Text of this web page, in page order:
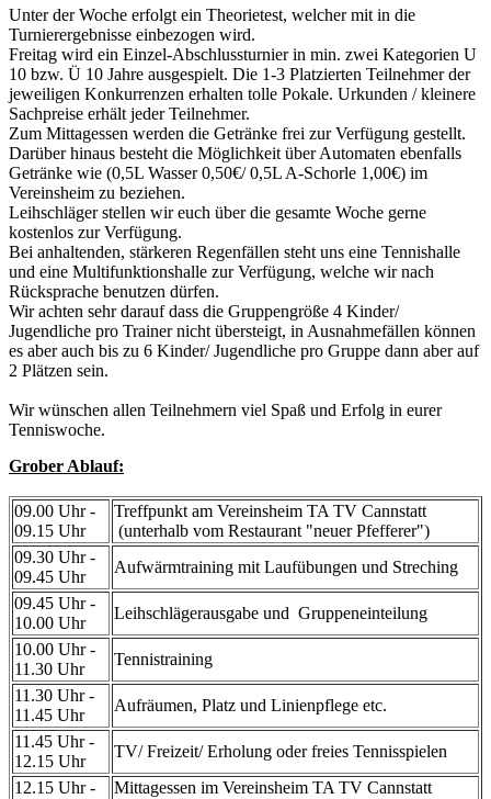
Unter der Woche erfolgt ein Theorietest, welcher mit in die
Turnierergebnisse einbezogen wird.
Freitag wird ein Einzel-Abschlussturnier in min. zwei Kategorien U
10 bzw. Ü 10 Jahre ausgespielt. Die 1-3 Platzierten Teilnehmer der
jeweiligen Konkurrenzen erhalten tolle Pokale. Urkunden / kleinere
Sachpreise erhält jeder Teilnehmer.
Zum Mittagessen werden die Getränke frei zur Verfügung gestellt.
Darüber hinaus besteht die Möglichkeit über Automaten ebenfalls
Getränke wie (0,5L Wasser 0,50€/ 0,5L A-Schorle 1,00€) im
Vereinsheim zu beziehen.
Leihschläger stellen wir euch über die gesamte Woche gerne
kostenlos zur Verfügung.
Bei anhaltenden, stärkeren Regenfällen steht uns eine Tennishalle
und eine Multifunktionshalle zur Verfügung, welche wir nach
Rücksprache benutzen dürfen.
Wir achten sehr darauf dass die Gruppengröße 4 Kinder/
Jugendliche pro Trainer nicht übersteigt, in Ausnahmefällen können
es aber auch bis zu 6 Kinder/ Jugendliche pro Gruppe dann aber auf
2 Plätzen sein.
Wir wünschen allen Teilnehmern viel Spaß und Erfolg in eurer
Tenniswoche.
Grober Ablauf:
09.00 Uhr -
09.15 Uhr
Treffpunkt am Vereinsheim TA TV Cannstatt
(unterhalb vom Restaurant "neuer Pfefferer")
09.30 Uhr -
09.45 Uhr
Aufwärmtraining mit Laufübungen und Streching
09.45 Uhr -
10.00 Uhr
Leihschlägerausgabe und Gruppeneinteilung
10.00 Uhr -
11.30 Uhr
Tennistraining
11.30 Uhr -
11.45 Uhr
Aufräumen, Platz und Linienpflege etc.
11.45 Uhr -
12.15 Uhr
TV/ Freizeit/ Erholung oder freies Tennisspielen
12.15 Uhr -
Mittagessen im Vereinsheim TA TV Cannstatt